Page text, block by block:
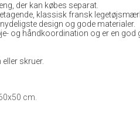
der kan købes separat.
klassisk fransk
design og gode materialer.
og håndkoordination og er en god
skruer.
cm.